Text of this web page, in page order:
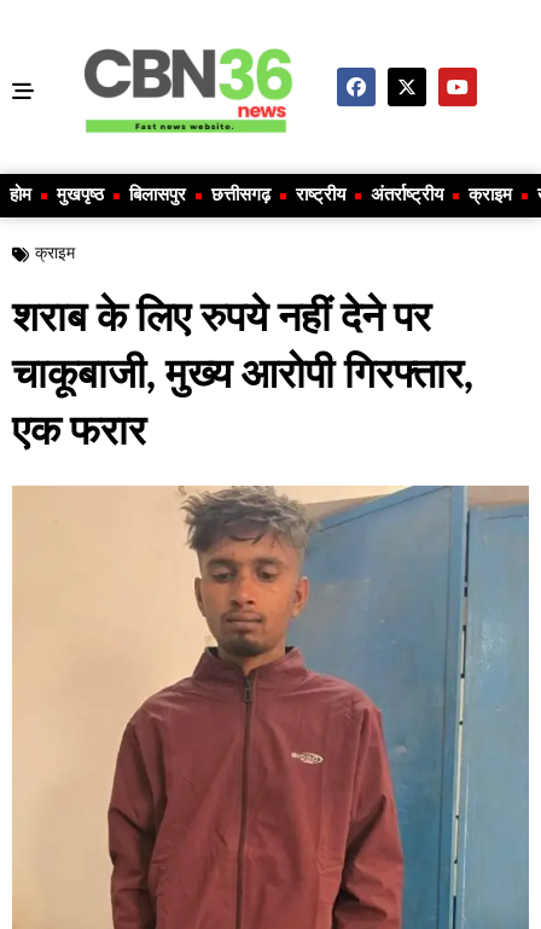
होम मुखपृष्ठ बिलासपुर छत्तीसगढ़ राष्ट्रीय अंतर्राष्ट्रीय क्राइम
क्राइम
शराब के लिए रुपये नहीं देने पर
चाकूबाजी, मुख्य आरोपी गिरफ्तार,
एक फरार